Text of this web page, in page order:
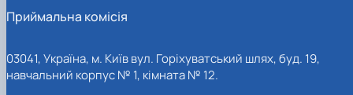
Приймальна комісія
03041, Україна, м. Київ вул. Горіхуватський шлях, буд. 19,
навчальний корпус № 1, кімната № 12.